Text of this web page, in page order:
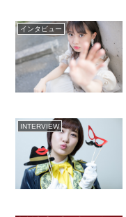
インタビュー
INTERVIEW